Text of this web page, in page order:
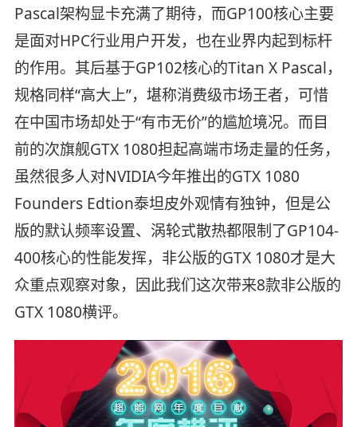
Pascal架构显卡充满了期待，而GP100核心主要
是面对HPC行业用户开发，也在业界内起到标杆
的作用。其后基于GP102核心的Titan X Pascal，
规格同样“高大上”，堪称消费级市场王者，可惜
在中国市场却处于“有市无价”的尴尬境况。而目
前的次旗舰GTX 1080担起高端市场走量的任务，
虽然很多人对NVIDIA今年推出的GTX 1080
Founders Edtion泰坦皮外观情有独钟，但是公
版的默认频率设置、涡轮式散热都限制了GP104-
400核心的性能发挥，非公版的GTX 1080才是大
众重点观察对象，因此我们这次带来8款非公版的
GTX 1080横评。